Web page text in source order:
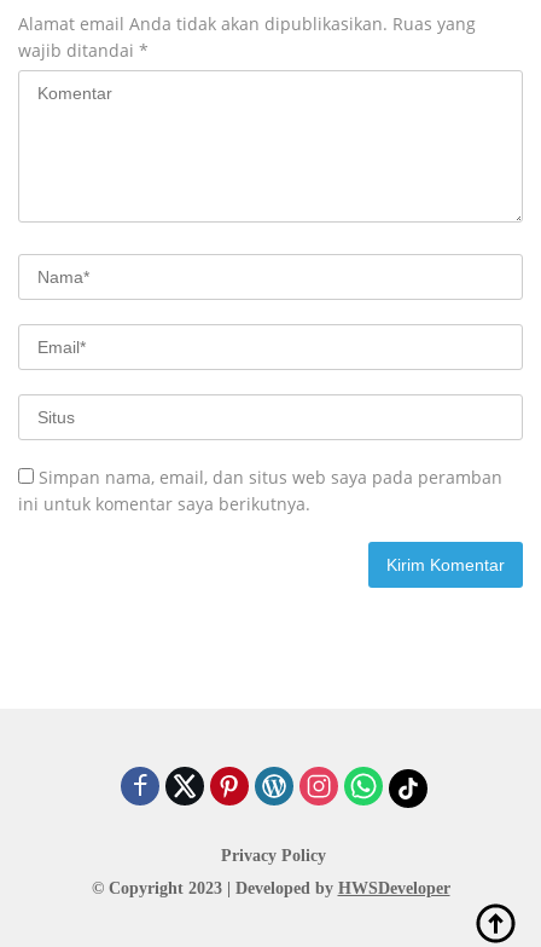
Alamat email Anda tidak akan dipublikasikan. Ruas yang
wajib ditandai *
Simpan nama, email, dan situs web saya pada peramban
ini untuk komentar saya berikutnya.
Privacy Policy
© Copyright 2023 | Developed by HWSDeveloper